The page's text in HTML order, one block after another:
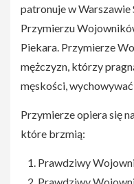
patronuje w
Przymierzu
Piekara. Przymierze
mężczyzn, którzy
męskości,
Przymierze opiera się
które brzmią:
Prawdziwy